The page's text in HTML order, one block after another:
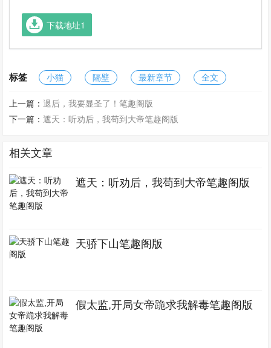
下载地址1
标签 小猫 隔壁 最新章节 全文
上一篇：退后，我要显圣了！笔趣阁版
下一篇：遮天：听劝后，我苟到大帝笔趣阁版
相关文章
遮天：听劝后，我苟到大帝笔趣阁版
天骄下山笔趣阁版
假太监,开局女帝跪求我解毒笔趣阁版